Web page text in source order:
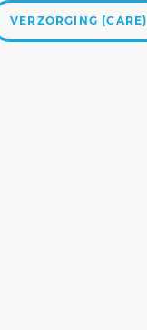
VERZORGING (CARE)